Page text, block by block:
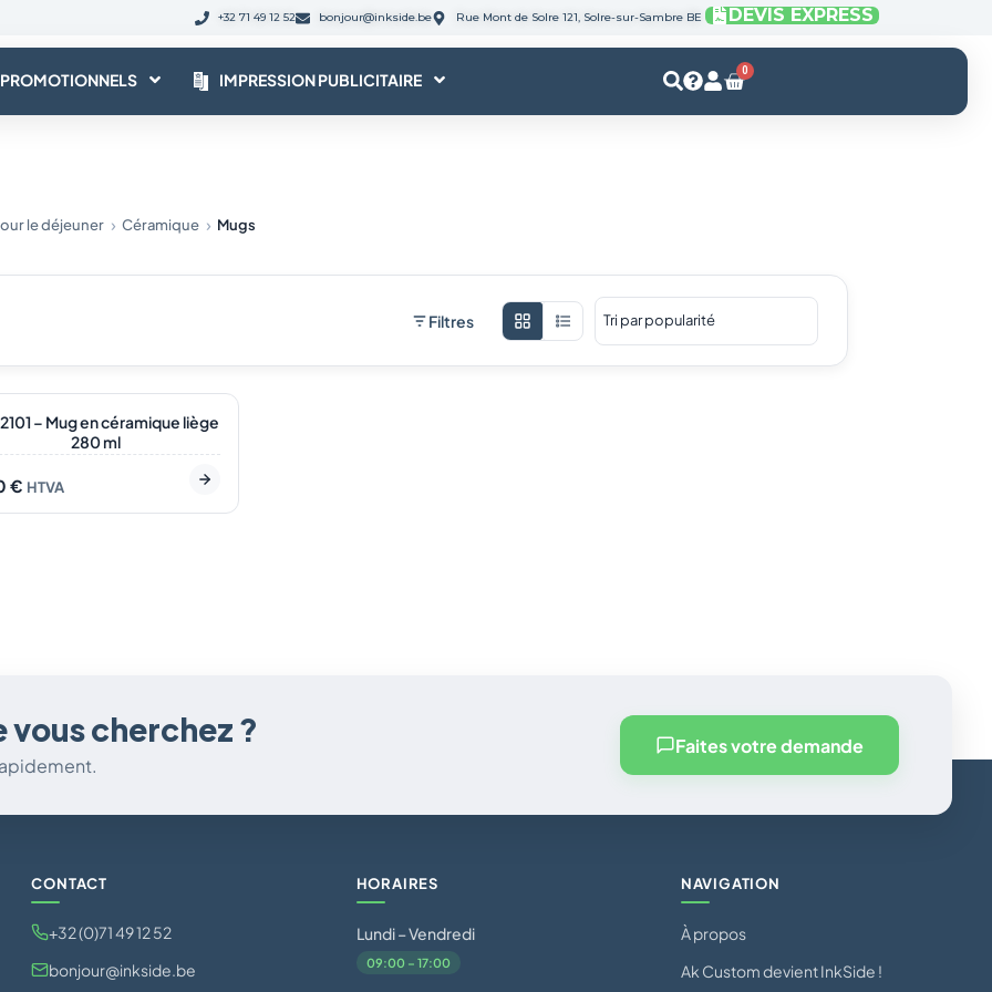
+32 71 49 12 52 bonjour@inkside.be Rue Mont de Solre 121, Solre-sur-Sambre BE DEVIS EXPRESS
IMPRESSION PUBLICITAIRE 0
Panier
le déjeuner Céramique Mugs
Filtres
– Mug en céramique liège
280 ml
€ HTVA
vous cherchez ? Faites votre demande
CONTACT
+32 (0)71 49 12 52
bonjour@inkside.be
HORAIRES
Lundi – Vendredi
09:00 – 17:00
NAVIGATION
À propos
Ak Custom devient InkSide !